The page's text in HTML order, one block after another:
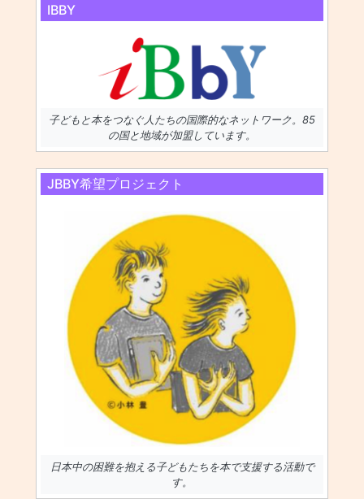
IBBY
子どもと本をつなぐ人たちの国際的なネットワーク。85
の国と地域が加盟しています。
JBBY希望プロジェクト
日本中の困難を抱える子どもたちを本で支援する活動で
す。